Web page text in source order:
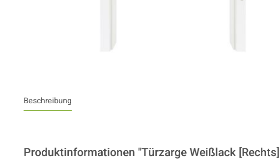
Beschreibung
Produktinformationen "Türzarge Weißlack